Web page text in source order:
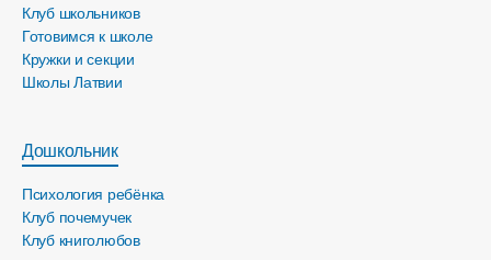
Клуб школьников
Готовимся к школе
Кружки и секции
Школы Латвии
Дошкольник
Психология ребёнка
Клуб почемучек
Клуб книголюбов